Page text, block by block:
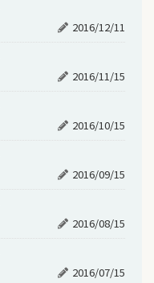
2016/12/11
2016/11/15
2016/10/15
2016/09/15
2016/08/15
2016/07/15